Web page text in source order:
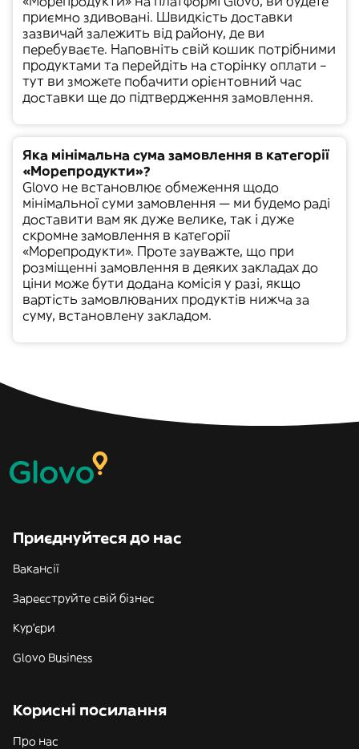
приємно здивовані. Швидкість доставки
зазвичай залежить від району, де ви
перебуваєте. Наповніть свій кошик потрібними
продуктами та перейдіть на сторінку оплати –
тут ви зможете побачити орієнтовний час
доставки ще до підтвердження замовлення.
Яка мінімальна сума замовлення в категорії
«Морепродукти»?
Glovo не встановлює обмеження щодо
мінімальної суми замовлення — ми будемо раді
доставити вам як дуже велике, так і дуже
скромне замовлення в категорії
«Морепродукти». Проте зауважте, що при
розміщенні замовлення в деяких закладах до
ціни може бути додана комісія у разі, якщо
вартість замовлюваних продуктів нижча за
суму, встановлену закладом.
Приєднуйтеся до нас
Вакансії
Зареєструйте свій бізнес
Кур'єри
Glovo Business
Корисні посилання
Про нас